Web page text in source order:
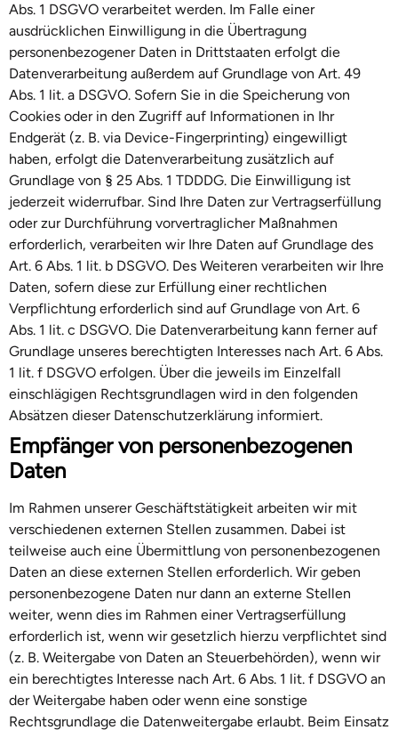
Abs. 1 DSGVO verarbeitet werden. Im Falle einer
ausdrücklichen Einwilligung in die Übertragung
personenbezogener Daten in Drittstaaten erfolgt die
Datenverarbeitung außerdem auf Grundlage von Art. 49
Abs. 1 lit. a DSGVO. Sofern Sie in die Speicherung von
Cookies oder in den Zugriff auf Informationen in Ihr
Endgerät (z. B. via Device-Fingerprinting) eingewilligt
haben, erfolgt die Datenverarbeitung zusätzlich auf
Grundlage von § 25 Abs. 1 TDDDG. Die Einwilligung ist
jederzeit widerrufbar. Sind Ihre Daten zur Vertragserfüllung
oder zur Durchführung vorvertraglicher Maßnahmen
erforderlich, verarbeiten wir Ihre Daten auf Grundlage des
Art. 6 Abs. 1 lit. b DSGVO. Des Weiteren verarbeiten wir Ihre
Daten, sofern diese zur Erfüllung einer rechtlichen
Verpflichtung erforderlich sind auf Grundlage von Art. 6
Abs. 1 lit. c DSGVO. Die Datenverarbeitung kann ferner auf
Grundlage unseres berechtigten Interesses nach Art. 6 Abs.
1 lit. f DSGVO erfolgen. Über die jeweils im Einzelfall
einschlägigen Rechtsgrundlagen wird in den folgenden
Absätzen dieser Datenschutzerklärung informiert.
Empfänger von personenbezogenen
Daten
Im Rahmen unserer Geschäftstätigkeit arbeiten wir mit
verschiedenen externen Stellen zusammen. Dabei ist
teilweise auch eine Übermittlung von personenbezogenen
Daten an diese externen Stellen erforderlich. Wir geben
personenbezogene Daten nur dann an externe Stellen
weiter, wenn dies im Rahmen einer Vertragserfüllung
erforderlich ist, wenn wir gesetzlich hierzu verpflichtet sind
(z. B. Weitergabe von Daten an Steuerbehörden), wenn wir
ein berechtigtes Interesse nach Art. 6 Abs. 1 lit. f DSGVO an
der Weitergabe haben oder wenn eine sonstige
Rechtsgrundlage die Datenweitergabe erlaubt. Beim Einsatz